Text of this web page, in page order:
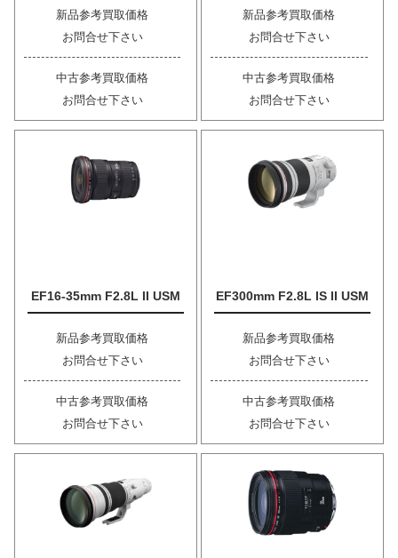
新品参考買取価格
お問合せ下さい
中古参考買取価格
お問合せ下さい
新品参考買取価格
お問合せ下さい
中古参考買取価格
お問合せ下さい
EF16-35mm F2.8L II USM
新品参考買取価格
お問合せ下さい
中古参考買取価格
お問合せ下さい
EF300mm F2.8L IS II USM
新品参考買取価格
お問合せ下さい
中古参考買取価格
お問合せ下さい